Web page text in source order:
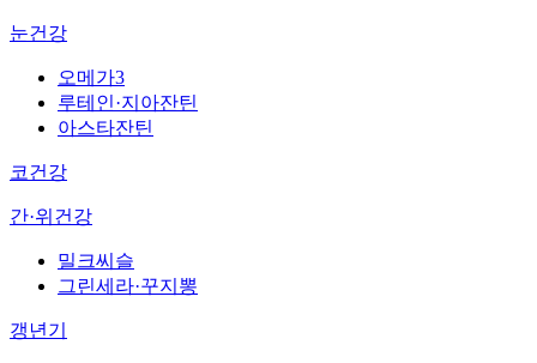
눈건강
오메가3
루테인·지아잔틴
아스타잔틴
코건강
간·위건강
밀크씨슬
그린세라·꾸지뽕
갱년기